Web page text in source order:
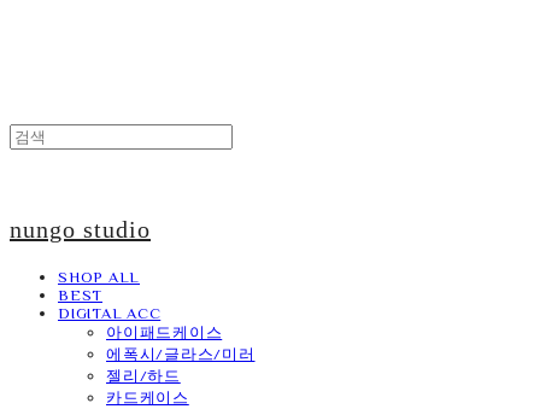
nungo studio
SHOP ALL
BEST
DIGITAL ACC
아이패드케이스
에폭시/글라스/미러
젤리/하드
카드케이스